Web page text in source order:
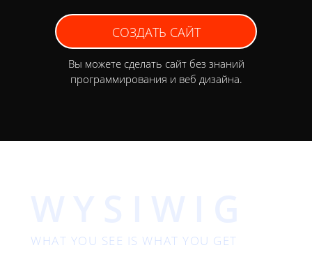
СОЗДАТЬ САЙТ
Вы можете сделать сайт без знаний
программирования и веб дизайна.
WHAT YOU SEE IS WHAT YOU GET